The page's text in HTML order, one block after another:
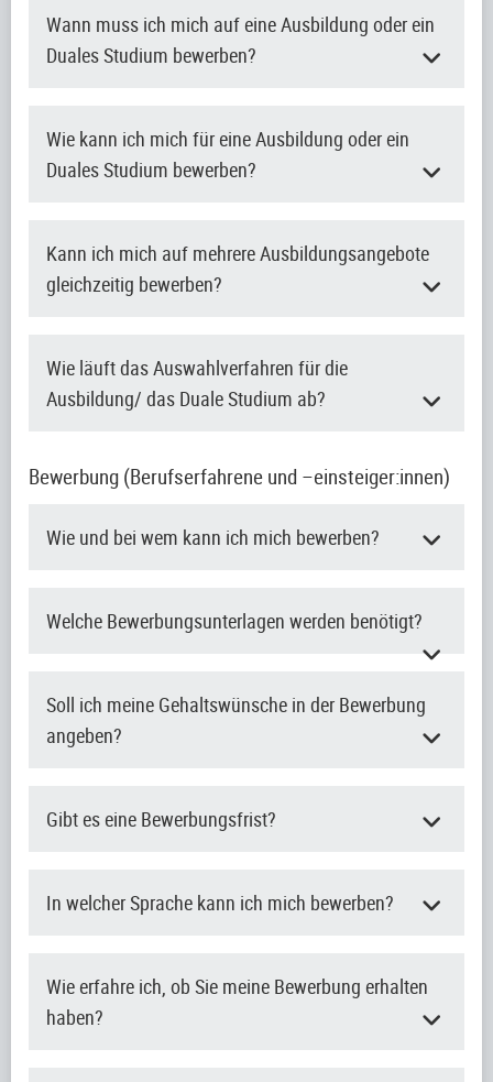
Wann muss ich mich auf eine Ausbildung oder ein
Duales Studium bewerben?
Wie kann ich mich für eine Ausbildung oder ein
Duales Studium bewerben?
Kann ich mich auf mehrere Ausbildungsangebote
gleichzeitig bewerben?
Wie läuft das Auswahlverfahren für die
Ausbildung/ das Duale Studium ab?
Bewerbung (Berufserfahrene und –einsteiger:innen)
Wie und bei wem kann ich mich bewerben?
Welche Bewerbungsunterlagen werden benötigt?
Soll ich meine Gehaltswünsche in der Bewerbung
angeben?
Gibt es eine Bewerbungsfrist?
In welcher Sprache kann ich mich bewerben?
Wie erfahre ich, ob Sie meine Bewerbung erhalten
haben?